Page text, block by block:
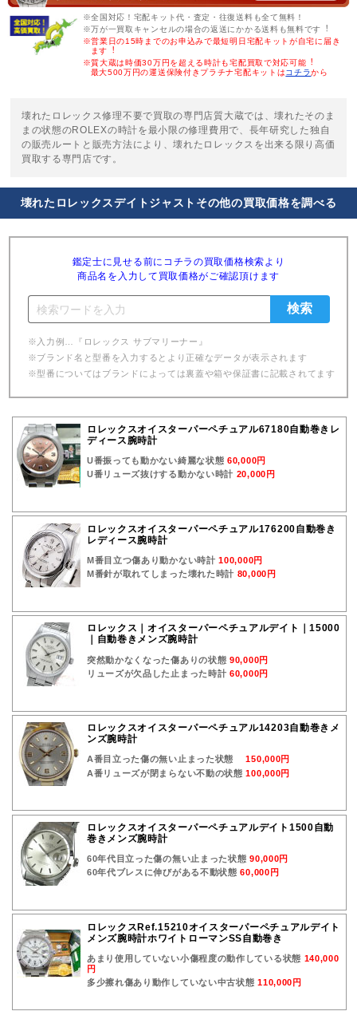
※全国対応！宅配キット代・査定・往復送料も全て無料！
※万が一買取キャンセルの場合の返送にかかる送料も無料です︕
※営業日の15時までのお申込みで最短明日宅配キットが自宅に届き
ます︕
※質大蔵は時価30万円を超える時計も宅配買取で対応可能︕
最大500万円の運送保険付きプラチナ宅配キットはコチラから
壊れたロレックス修理不要で買取の専門店質大蔵では、壊れたそのま
まの状態のROLEXの時計を最小限の修理費用で、長年研究した独自
の販売ルートと販売方法により、壊れたロレックスを出来る限り高価
買取する専門店です。
壊れたロレックスデイトジャストその他の買取価格を調べる
鑑定士に見せる前にコチラの買取価格検索より
商品名を入力して買取価格がご確認頂けます
※入力例…『ロレックス サブマリーナー』
※ブランド名と型番を入力するとより正確なデータが表示されます
※型番についてはブランドによっては裏蓋や箱や保証書に記載されてます
ロレックスオイスターパーペチュアル67180自動巻きレ
ディース腕時計
U番振っても動かない綺麗な状態60,000円
U番リューズ抜けする動かない時計 20,000円
ロレックスオイスターパーペチュアル176200自動巻き
レディース腕時計
M番目立つ傷あり動かない時計100,000円
M番針が取れてしまった壊れた時計 80,000円
ロレックス｜オイスターパーペチュアルデイト｜15000
｜自動巻きメンズ腕時計
突然動かなくなった傷ありの状態90,000円
リューズが欠品した止まった時計60,000円
ロレックスオイスターパーペチュアル14203自動巻きメ
ンズ腕時計
A番目立った傷の無い止まった状態150,000円
A番リューズが閉まらない不動の状態100,000円
ロレックスオイスターパーペチュアルデイト1500自動
巻きメンズ腕時計
60年代目立った傷の無い止まった状態90,000円
60年代ブレスに伸びがある不動状態60,000円
ロレックスRef.15210オイスターパーペチュアルデイト
メンズ腕時計ホワイトローマンSS自動巻き
あまり使用していない小傷程度の動作している状態 140,000
円
多少擦れ傷あり動作していない中古状態110,000円